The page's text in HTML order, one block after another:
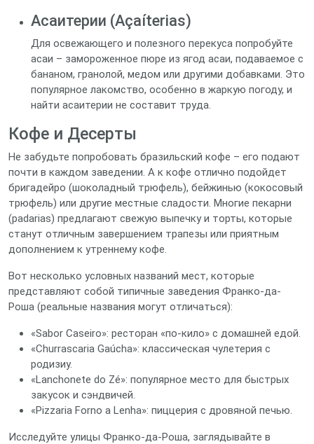
Асаитерии (Açaíterias)
Для освежающего и полезного перекуса попробуйте
асаи – замороженное пюре из ягод асаи, подаваемое с
бананом, гранолой, медом или другими добавками. Это
популярное лакомство, особенно в жаркую погоду, и
найти асаитерии не составит труда.
Кофе и Десерты
Не забудьте попробовать бразильский кофе – его подают
почти в каждом заведении. А к кофе отлично подойдет
бригадейро (шоколадный трюфель), бейжинью (кокосовый
трюфель) или другие местные сладости. Многие пекарни
(padarias) предлагают свежую выпечку и торты, которые
станут отличным завершением трапезы или приятным
дополнением к утреннему кофе.
Вот несколько условных названий мест, которые
представляют собой типичные заведения Франко-да-
Роша (реальные названия могут отличаться):
«Sabor Caseiro»: ресторан «по-кило» с домашней едой.
«Churrascaria Gaúcha»: классическая чулетерия с
родизиу.
«Lanchonete do Zé»: популярное место для быстрых
закусок и сэндвичей.
«Pizzaria Forno a Lenha»: пиццерия с дровяной печью.
Исследуйте улицы Франко-да-Роша, заглядывайте в